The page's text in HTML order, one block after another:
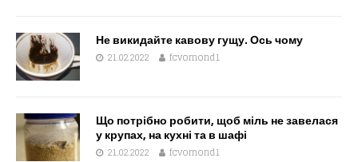
Не викидайте кавову гущу. Ось чому
21.02.2022 fcvomond1
Що потрібно робити, щоб міль не завелася
у крупах, на кухні та в шафі
21.02.2022 fcvomond1